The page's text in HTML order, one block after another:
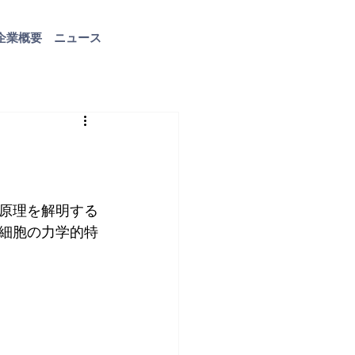
業概要 ニュース
理を解明する
胞の力学的特